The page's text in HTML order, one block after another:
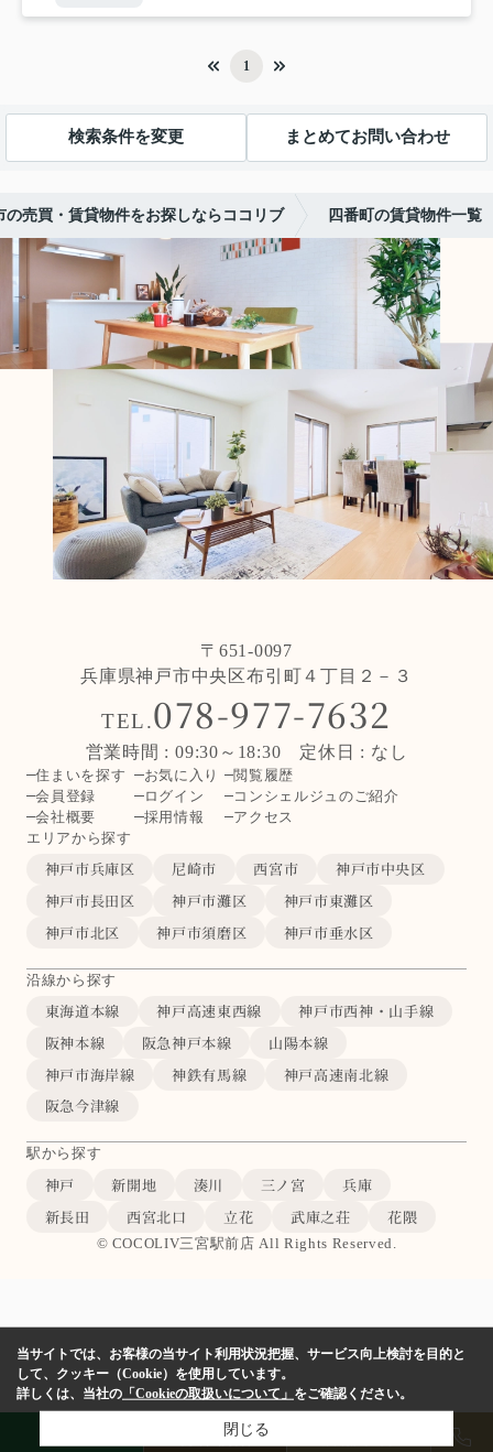
物件検索
1
検索条件を変更 まとめてお問い合わせ
の売買・賃貸物件をお探しならココリブ 四番町の賃貸物件一覧
〒651-0097
兵庫県神戸市中央区布引町４丁目２－３
TEL.078-977-7632
営業時間 : 09:30～18:30 定休日 : なし
住まいを探す お気に入り
閲覧履歴
会員登録
ログイン
コンシェルジュのご紹介
会社概要
採用情報
アクセス
エリアから探す
神戸市兵庫区 尼崎市 西宮市
神戸市中央区
神戸市長田区
神戸市灘区
神戸市東灘区
神戸市北区
神戸市須磨区 神戸市垂水区
沿線から探す
東海道本線 神戸高速東西線
神戸市西神・山手線
阪神本線
阪急神戸本線
山陽本線
神戸市海岸線
神鉄有馬線
神戸高速南北線
阪急今津線
駅から探す
神戸 新開地 湊川 三ノ宮
兵庫
新長田
西宮北口 立花 武庫之荘 花隈
© COCOLIV三宮駅前店 All Rights Reserved.
当サイトでは、お客様の当サイト利用状況把握、サービス向上検討を目的と
して、クッキー（Cookie）を使用しています。
詳しくは、当社の 「Cookieの取扱いについて」 をご確認ください。
閉じる